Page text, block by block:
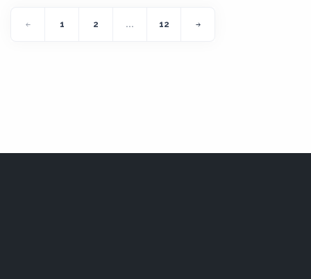
1 2 ... 12